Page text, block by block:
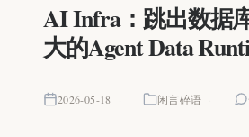
AI Infra：跳出数据
大的Agent Data
2026-05-18 闲言碎语